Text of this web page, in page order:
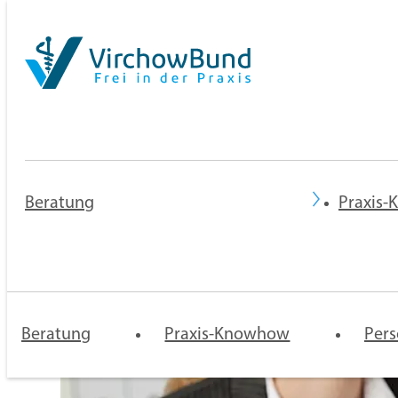
Beratung Praxis-
und
Beratung Praxis-Knowhow